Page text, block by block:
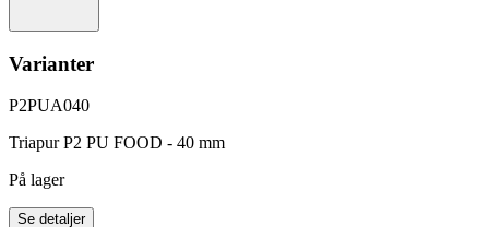
Varianter
P2PUA040
Triapur P2 PU FOOD - 40 mm
På lager
Se detaljer